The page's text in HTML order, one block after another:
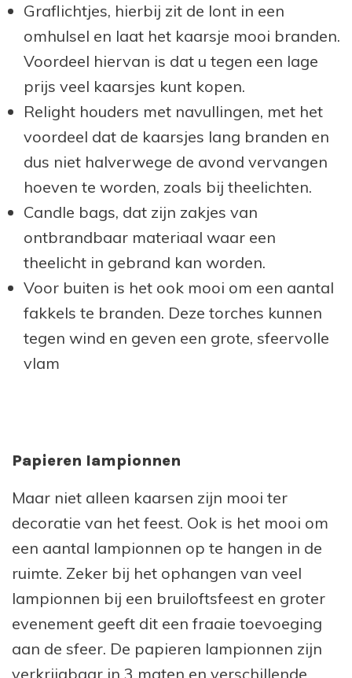
Graflichtjes, hierbij zit de lont in een
omhulsel en laat het kaarsje mooi branden.
Voordeel hiervan is dat u tegen een lage
prijs veel kaarsjes kunt kopen.
Relight houders met navullingen, met het
voordeel dat de kaarsjes lang branden en
dus niet halverwege de avond vervangen
hoeven te worden, zoals bij theelichten.
Candle bags, dat zijn zakjes van
ontbrandbaar materiaal waar een
theelicht in gebrand kan worden.
Voor buiten is het ook mooi om een aantal
fakkels te branden. Deze torches kunnen
tegen wind en geven een grote, sfeervolle
vlam
Papieren lampionnen
Maar niet alleen kaarsen zijn mooi ter
decoratie van het feest. Ook is het mooi om
een aantal lampionnen op te hangen in de
ruimte. Zeker bij het ophangen van veel
lampionnen bij een bruiloftsfeest en groter
evenement geeft dit een fraaie toevoeging
aan de sfeer. De papieren lampionnen zijn
verkrijgbaar in 3 maten en verschillende